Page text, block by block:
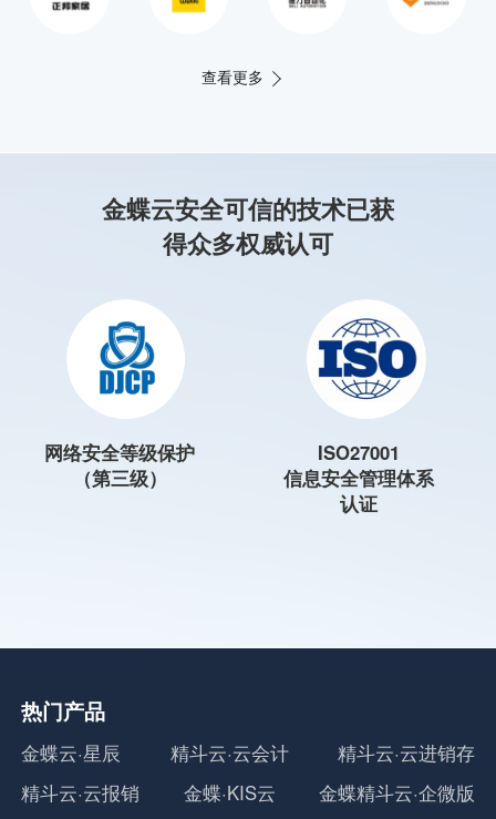
查看更多
金蝶云安全可信的技术已获
得众多权威认可
网络安全等级保护
（第三级）
ISO27001
信息安全管理体系
认证
热门产品
金蝶云·星辰 精斗云·云会计
精斗云·云进销存
精斗云·云报销
金蝶·KIS云
金蝶精斗云·企微版